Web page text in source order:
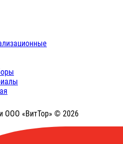
ООО «ВитТор» © 2026